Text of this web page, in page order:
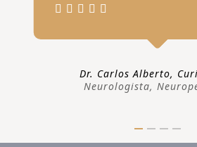
Dr. Carlos Alberto,
Neurologista,